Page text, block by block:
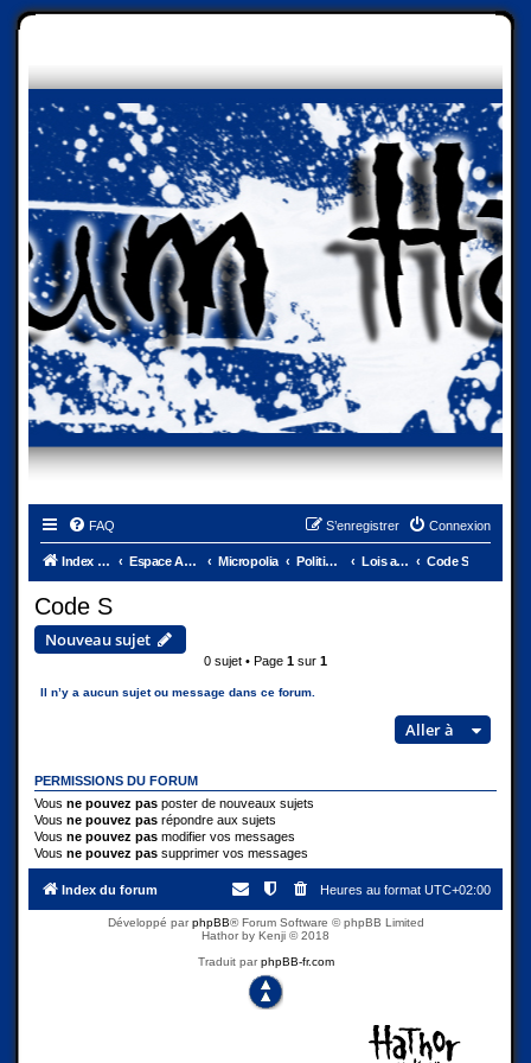
FAQ Connexion
S’enregistrer
Index du forum Espace Ambassades Micropolia Politique et Justice Lois actuelles Code S
Code S
Nouveau sujet
0 sujet • Page 1 sur 1
Il n’y a aucun sujet ou message dans ce forum.
Aller à
PERMISSIONS DU FORUM
Vous ne pouvez pas poster de nouveaux sujets
Vous ne pouvez pas répondre aux sujets
Vous ne pouvez pas modifier vos messages
Vous ne pouvez pas supprimer vos messages
Index du forum Heures au format UTC+02:00
Développé parphpBB® Forum Software © phpBB Limited
Hathor by Kenji © 2018
Traduit parphpBB-fr.com